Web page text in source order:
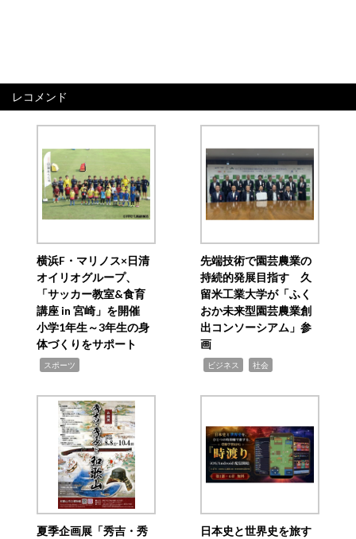
レコメンド
横浜F・マリノス×日清
オイリオグループ、
「サッカー教室&食育
講座 in 宮崎」を開催
小学1年生～3年生の身
体づくりをサポート
スポーツ
先端技術で園芸農業の
持続的発展目指す 久
留米工業大学が「ふく
おか未来型園芸農業創
出コンソーシアム」参
画
ビジネス 社会
夏季企画展「秀吉・秀
日本史と世界史を旅す